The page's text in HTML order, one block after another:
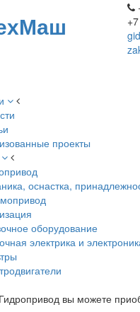
проекты
оснастка,
оборудование
электрика и
вы можете